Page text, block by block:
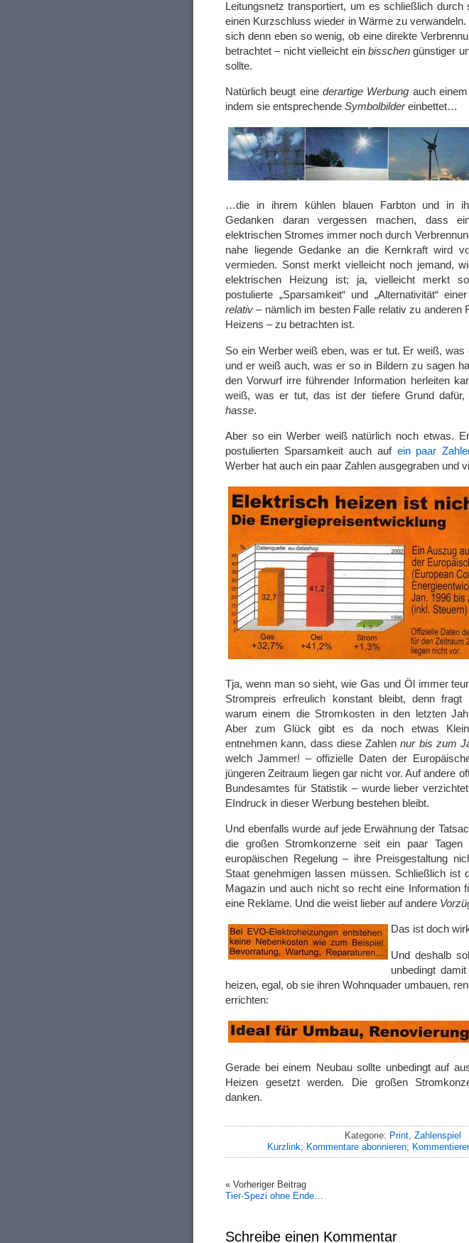
Leitungsnetz transportiert, um es schließlich durch
einen Kurzschluss wieder in Wärme zu
sich denn eben so wenig, ob eine direkte
betrachtet – nicht vielleicht ein bisschen günstiger
sollte.
Natürlich beugt eine derartige Werbung auch
indem sie entsprechende Symbolbildereinbettet…
…die in ihrem kühlen blauen Farbton und in
Gedanken daran vergessen machen, dass
elektrischen Stromes immer noch durch
nahe liegende Gedanke an die Kernkraft wird
vermieden. Sonst merkt vielleicht noch jemand,
elektrischen Heizung ist; ja, vielleicht merkt
postulierte „Sparsamkeit“ und „Alternativität“
relativ – nämlich im besten Falle relativ zu anderen
Heizens – zu betrachten ist.
So ein Werber weiß eben, was er tut. Er weiß, was
und er weiß auch, was er so in Bildern zu sagen
den Vorwurf irre führender Information herleiten
weiß, was er tut, das ist der tiefere Grund
hasse.
Aber so ein Werber weiß natürlich noch etwas.
postulierten Sparsamkeit auch auf ein paar
Werber hat auch ein paar Zahlen ausgegraben und
Tja, wenn man so sieht, wie Gas und Öl immer
Strompreis erfreulich konstant bleibt, denn fragt
warum einem die Stromkosten in den letzten
Aber zum Glück gibt es da noch etwas
entnehmen kann, dass diese Zahlennur bis zum
welch Jammer! – offizielle Daten der
jüngeren Zeitraum liegen gar nicht vor. Auf andere
Bundesamtes für Statistik – wurde lieber
EIndruck in dieser Werbung bestehen bleibt.
Und ebenfalls wurde auf jede Erwähnung der
die großen Stromkonzerne seit ein paar
europäischen Regelung – ihre Preisgestaltung
Staat genehmigen lassen müssen. Schließlich ist
Magazin und auch nicht so recht eine Information
eine Reklame. Und die weist lieber auf andere
Das ist doch
Und deshalb
unbedingt
heizen, egal, ob sie ihren Wohnquader umbauen,
errichten:
Gerade bei einem Neubau sollte unbedingt auf
Heizen gesetzt werden. Die großen
danken.
Kategorie: Print, Zahlenspiel
Kurzlink; Kommentare abonnieren;
« Vorheriger Beitrag
Tier-Spezi ohne Ende…
Schreibe einen Kommentar